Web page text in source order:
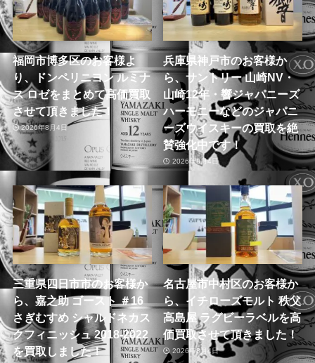
福岡市博多区のお客様よ
り、ドンペリニヨン ルミナ
ス ロゼをまとめて高価買取
させて頂きました！
2026年8月4日
兵庫県神戸市のお客様か
ら、サントリー 山崎NV・
山崎12年・響ジャパニーズ
ハーモニーなどのジャパニ
ーズウイスキーの買取を絶
賛強化中です！
2026年8月4日
三重県四日市市のお客様か
ら、嘉之助 ゴースト ＃16
さぎむすめ シャルドネカス
クフィニッシュ 2018-2022
を買取しました！
名古屋市中村区のお客様か
ら、イチローズモルト 秩父
高島屋 ラグビーラベルを高
価買取させて頂きました！
2026年8月4日